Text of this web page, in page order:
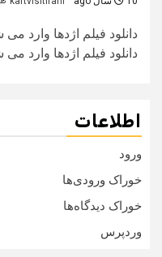
دانلود فیلم اژدها وارد
دانلود فیلم اژدها وارد
اطلاعات
ورود
خوراک ورودی‌ها
خوراک دیدگاه‌ها
وردپرس